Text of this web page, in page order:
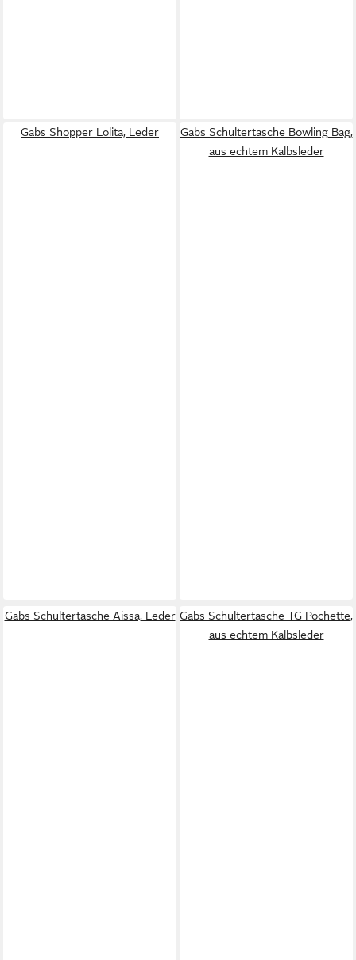
Gabs Shopper Lolita, Leder
Gabs Schultertasche Bowling Bag,
aus echtem Kalbsleder
Gabs Schultertasche Aissa, Leder Gabs Schultertasche TG Pochette,
aus echtem Kalbsleder